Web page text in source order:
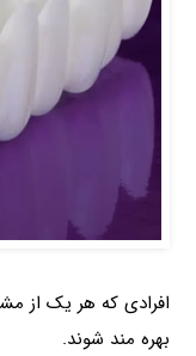
افرادی که هر یک از
بهره مند شوند.